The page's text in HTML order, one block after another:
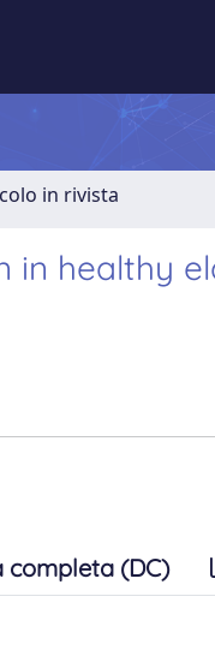
in rivista
in healthy
completa (DC)